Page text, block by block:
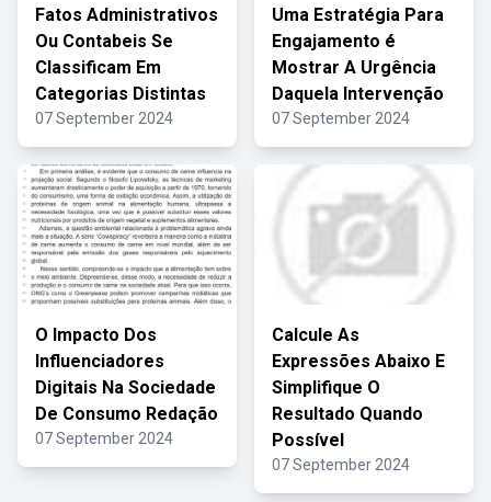
Fatos Administrativos
Ou Contabeis Se
Classificam Em
Categorias Distintas
07 September 2024
Uma Estratégia Para
Engajamento é
Mostrar A Urgência
Daquela Intervenção
07 September 2024
O Impacto Dos
Influenciadores
Digitais Na Sociedade
De Consumo Redação
07 September 2024
Calcule As
Expressões Abaixo E
Simplifique O
Resultado Quando
Possível
07 September 2024